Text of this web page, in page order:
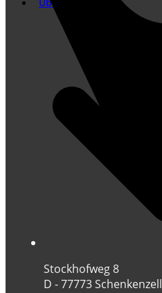
Übersetzung
Stockhofweg 8
D - 77773 Schenkenzell